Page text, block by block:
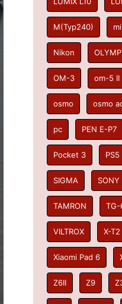
M(Typ240)
Nikon
OM-3 om-5 II
osmo osmo
pc PEN E-P7
Pocket 3 PS5
SIGMA SONY
TAMRON TG-
VILTROX X-T2
Xiaomi Pad 6
Z6II Z9